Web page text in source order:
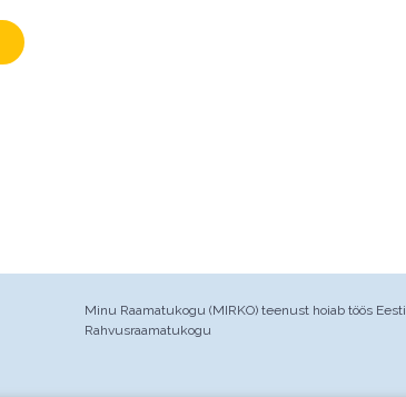
Minu Raamatukogu (MIRKO) teenust hoiab töös Eesti
Rahvusraamatukogu